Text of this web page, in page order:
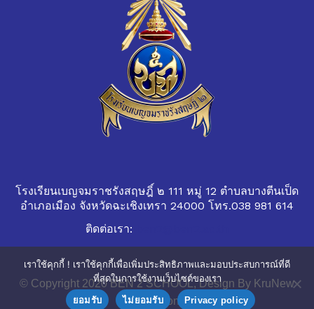
โรงเรียนเบญจมราชรังสฤษฎิ์ ๒ 111 หมู่ 12 ตำบลบางตีนเป็ด
อำเภอเมือง จังหวัดฉะเชิงเทรา 24000 โทร.038 981 614
ติดต่อเรา:
© Copyright 2020 BEN 2 SCHOOL, Design By KruNew
Suthiphong
เราใช้คุกกี้ ! เราใช้คุกกี้เพื่อเพิ่มประสิทธิภาพและมอบประสบการณ์ที่ดี
ที่สุดในการใช้งานเว็บไซต์ของเรา
ยอมรับ ไม่ยอมรับ Privacy policy